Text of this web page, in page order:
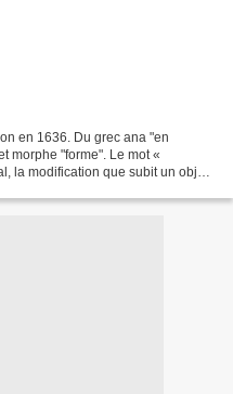
en 1636. Du grec ana "en
morphe "forme". Le mot «
la modification que subit un objet.